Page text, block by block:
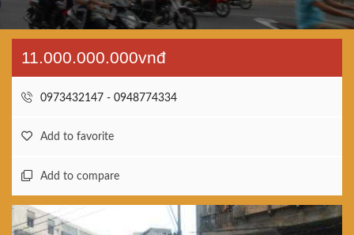
11.000.000.000vnđ
0973432147 - 0948774334
Add to favorite
Add to compare